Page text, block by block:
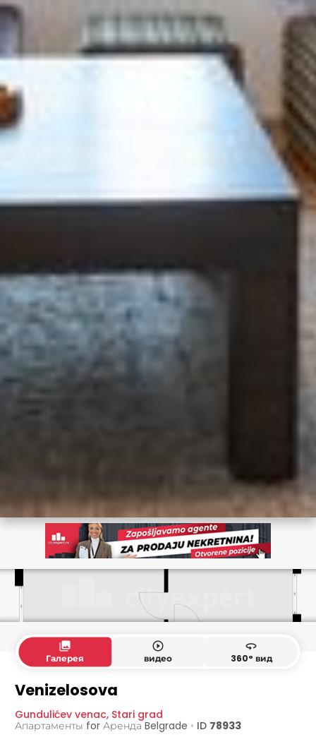
collections
Галерея
play_circle_outline
видео
360
360° вид
Venizelosova
Gundulićev venac, Stari grad
Апартаменты for Аренда Belgrade • ID 78933